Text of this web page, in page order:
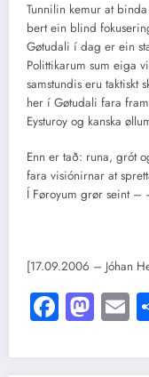
Tunnilin kemur at
bert ein blind
Gøtudali í dag er ein
Polittikarum sum eiga
samstundis eru
her í Gøtudali fara
Eysturoy og kanska
Enn er tað: runa, grót
fara visiónirnar at
Í Føroyum grør seint –
[17.09.2006 – Jóhan